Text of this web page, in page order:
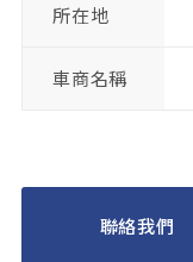
所在地
車商名稱
聯絡我們